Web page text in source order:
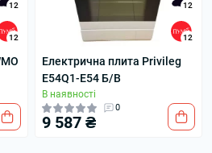
12
12
12
12
Електрична плита Privileg
E54Q1-E54 Б/В
В наявності
0
9 587 ₴